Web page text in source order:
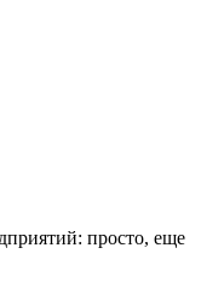
просто, еще